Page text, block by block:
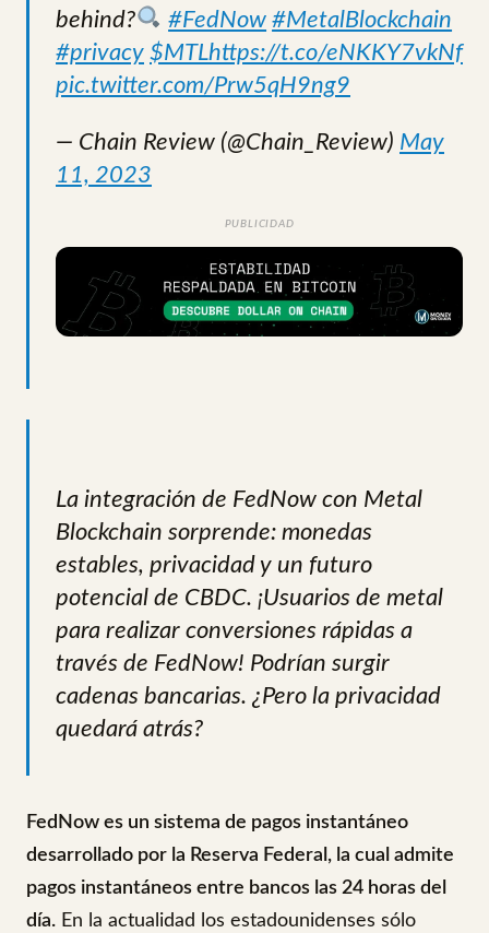
behind?
#FedNow #MetalBlockchain
#privacy $MTLhttps://t.co/eNKKY7vkNf
pic.twitter.com/Prw5qH9ng9
— Chain Review (@Chain_Review) May
11, 2023
PUBLICIDAD
La integración de FedNow con Metal
Blockchain sorprende: monedas
estables, privacidad y un futuro
potencial de CBDC. ¡Usuarios de metal
para realizar conversiones rápidas a
través de FedNow! Podrían surgir
cadenas bancarias. ¿Pero la privacidad
quedará atrás?
FedNow es un sistema de pagos instantáneo
desarrollado por la Reserva Federal, la cual admite
pagos instantáneos entre bancos las 24 horas del
día. En la actualidad los estadounidenses sólo